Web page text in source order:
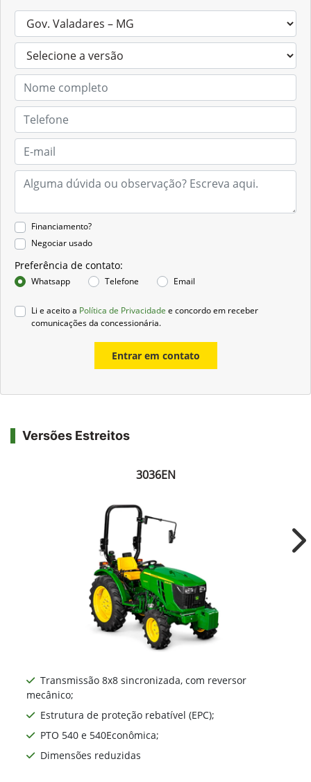
Financiamento?
Negociar usado
Preferência de contato:
Whatsapp Telefone Email
Li e aceito a Política de Privacidade e concordo em receber
comunicações da concessionária.
Entrar em contato
Versões Estreitos
3036EN
Transmissão 8x8 sincronizada, com reversor
mecânico;
Estrutura de proteção rebatível (EPC);
PTO 540 e 540Econômica;
Dimensões reduzidas